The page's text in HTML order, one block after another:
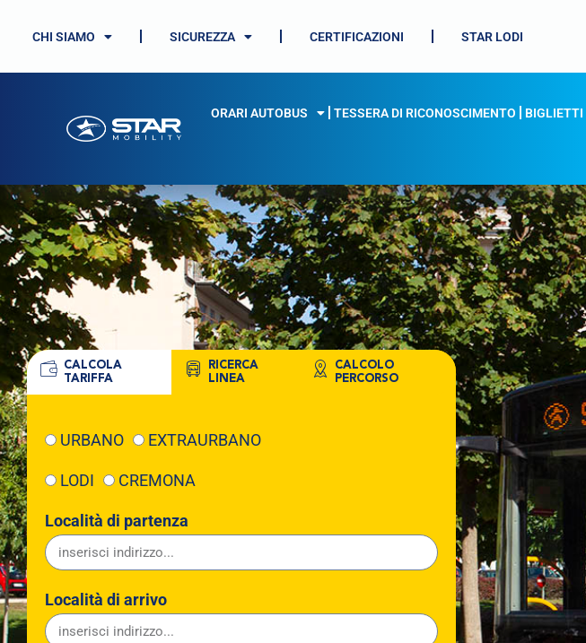
CHI SIAMO SICUREZZA CERTIFICAZIONI STAR LODI
ORARI AUTOBUS TESSERA DI RICONOSCIMENTO BIGLIETTI
CALCOLA
TARIFFA
RICERCA
LINEA
CALCOLO
PERCORSO
URBANO EXTRAURBANO
LODI CREMONA
Località di partenza
Località di arrivo